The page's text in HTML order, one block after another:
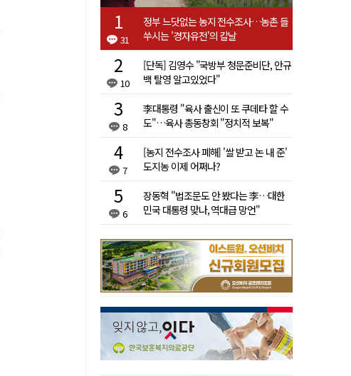
31
정부 느닷없는 농지 전수조사…농촌 들
쑤시는 '경자유전'의 칼날
10
[단독] 김영수 "국방부 청문준비단, 안규
백 탈영 알고있었다"
8
李대통령 "육사 출신이 또 쿠데타 할 수
도"…육사 총동창회 "정치적 보복"
7
[농지 전수조사 폐해] '쌀 받고 논 내 준'
도지농 이제 어쩌나?
6
장동혁 "법조문도 안 봤다는 李…대한
민국 대통령 맞나, 역대급 망언"